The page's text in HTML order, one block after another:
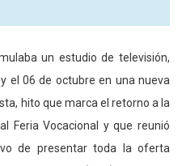
un estudio de televisión,
el 06 de octubre en una nueva
hito que marca el retorno a la
Feria Vocacional y que reunió
de presentar toda la oferta